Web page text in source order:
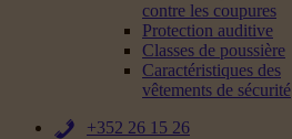
contre les coupures
Protection auditive
Classes de poussière
Caractéristiques des
vêtements de sécurité
+352 26 15 26